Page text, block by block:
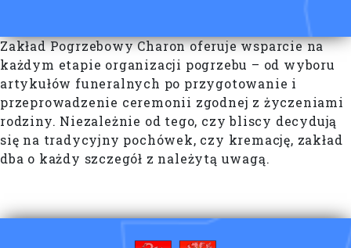
Zakład Pogrzebowy Charon oferuje wsparcie na
każdym etapie organizacji pogrzebu – od wyboru
artykułów funeralnych po przygotowanie i
przeprowadzenie ceremonii zgodnej z życzeniami
rodziny. Niezależnie od tego, czy bliscy decydują
się na tradycyjny pochówek, czy kremację, zakład
dba o każdy szczegół z należytą uwagą.